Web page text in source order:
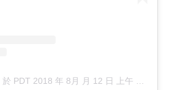
於 PDT 2018 年 8月 月 12 日 上午 2:42